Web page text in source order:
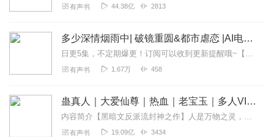
有声书 44.38亿 2813
多少深情烟雨中| 破镜重圆&都市虐恋 |AI电子书
日更5集，不定期爆更！订阅可以收到更新提醒哦~【内容简介】：一场阴谋，她和他的婚姻一夜之间破碎成灰。五年后的重逢，为救孩子，她甘愿沦为他床上的工具，不惜卑微到...
有声书 1.67万 458
蛊真人｜大爱仙尊｜热血｜老宝玉｜多人VIP免费有声剧
内容简介【黑暗文反派流封神之作】人是万物之灵，蛊是天地真精。一个穿越者不断重生的故事。一个养蛊、炼蛊、用蛊的奇特世界。配音组（男角色）老宝玉旁白...
有声书 19.09亿 3434